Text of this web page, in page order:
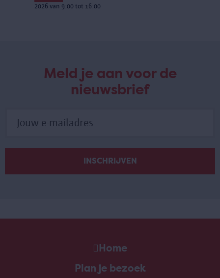
2026 van 9:00 tot 16:00
Meld je aan voor de
nieuwsbrief
Home
Plan je bezoek